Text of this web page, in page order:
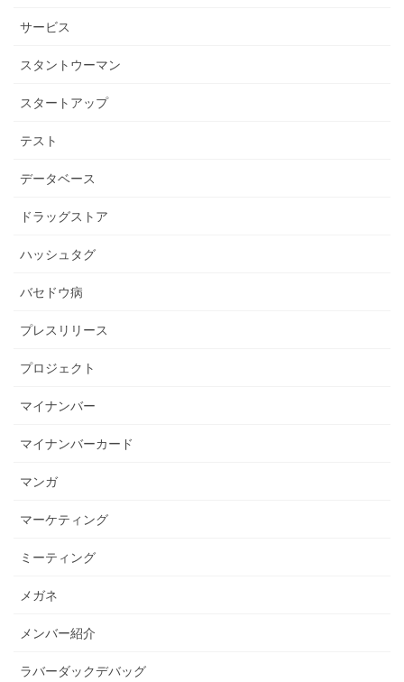
サービス
スタントウーマン
スタートアップ
テスト
データベース
ドラッグストア
ハッシュタグ
バセドウ病
プレスリリース
プロジェクト
マイナンバー
マイナンバーカード
マンガ
マーケティング
ミーティング
メガネ
メンバー紹介
ラバーダックデバッグ